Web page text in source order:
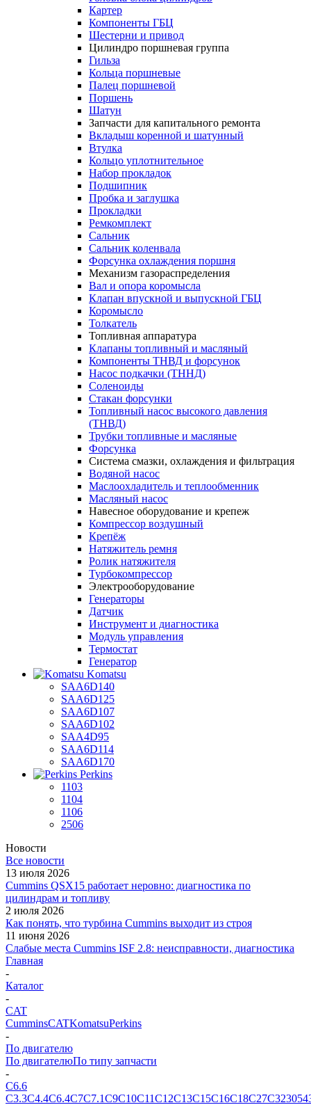
Картер
Компоненты ГБЦ
Шестерни и привод
Цилиндро поршневая группа
Гильза
Кольца поршневые
Палец поршневой
Поршень
Шатун
Запчасти для капитального ремонта
Вкладыш коренной и шатунный
Втулка
Кольцо уплотнительное
Набор прокладок
Подшипник
Пробка и заглушка
Прокладки
Ремкомплект
Сальник
Сальник коленвала
Форсунка охлаждения поршня
Механизм газораспределения
Вал и опора коромысла
Клапан впускной и выпускной ГБЦ
Коромысло
Толкатель
Топливная аппаратура
Клапаны топливный и масляный
Компоненты ТНВД и форсунок
Насос подкачки (ТННД)
Соленоиды
Стакан форсунки
Топливный насос высокого давления
(ТНВД)
Трубки топливные и масляные
Форсунка
Система смазки, охлаждения и фильтрация
Водяной насос
Маслоохладитель и теплообменник
Масляный насос
Навесное оборудование и крепеж
Компрессор воздушный
Крепёж
Натяжитель ремня
Ролик натяжителя
Турбокомпрессор
Электрооборудование
Генераторы
Датчик
Инструмент и диагностика
Модуль управления
Термостат
Генератор
Komatsu
SAA6D140
SAA6D125
SAA6D107
SAA6D102
SAA4D95
SAA6D114
SAA6D170
Perkins
1103
1104
1106
2506
Новости
Все новости
13 июля 2026
Cummins QSX15 работает неровно: диагностика по
цилиндрам и топливу
2 июля 2026
Как понять, что турбина Cummins выходит из строя
11 июня 2026
Слабые места Cummins ISF 2.8: неисправности, диагностика
Главная
-
Каталог
-
CAT
CumminsCATKomatsuPerkins
-
По двигателю
По двигателюПо типу запчасти
-
C6.6
C3.3C4.4C6.4C7C7.1C9C10C11C12C13C15C16C18C27C323054